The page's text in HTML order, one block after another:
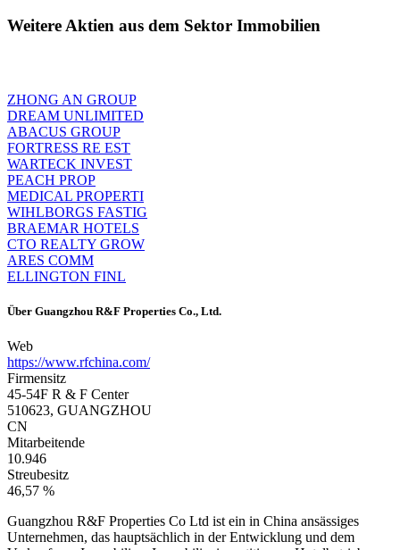
Weitere Aktien aus dem Sektor Immobilien
ZHONG AN GROUP
DREAM UNLIMITED
ABACUS GROUP
FORTRESS RE EST
WARTECK INVEST
PEACH PROP
MEDICAL PROPERTI
WIHLBORGS FASTIG
BRAEMAR HOTELS
CTO REALTY GROW
ARES COMM
ELLINGTON FINL
Über Guangzhou R&F Properties Co., Ltd.
Web
https://www.rfchina.com/
Firmensitz
45-54F R & F Center
510623, GUANGZHOU
CN
Mitarbeitende
10.946
Streubesitz
46,57 %
Guangzhou R&F Properties Co Ltd ist ein in China ansässiges
Unternehmen, das hauptsächlich in der Entwicklung und dem